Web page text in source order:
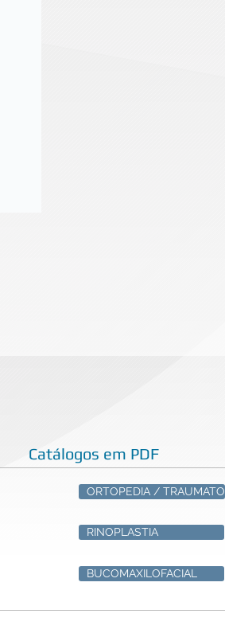
Catálogos em PDF
RINOPLASTIA
BUCOMAXILOFACIAL
ORTOPEDIA / TRAUMATO